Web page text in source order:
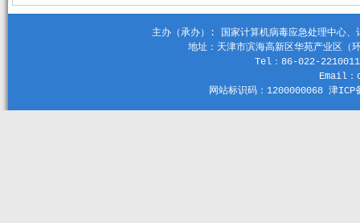
主办（承办）: 国家计算机病毒应急处理中心
地址：天津市滨海高新区华苑产业区
Tel：86-022-
Email
网站标识码：1200000068 津